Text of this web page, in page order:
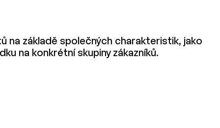
na základě společných charakteristik, jako
na konkrétní skupiny zákazníků.